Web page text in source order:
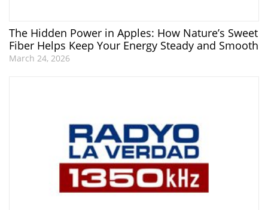
The Hidden Power in Apples: How Nature’s Sweet
Fiber Helps Keep Your Energy Steady and Smooth
March 24, 2026